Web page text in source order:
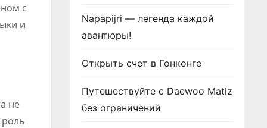
с
и
не
Napapijri — легенда каждой
авантюры!
Открыть счет в Гонконге
Путешествуйте с Daewoo Matiz
без ограничений